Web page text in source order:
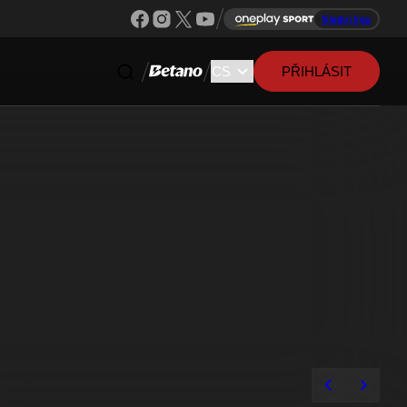
Sleduj ligu
PŘIHLÁSIT